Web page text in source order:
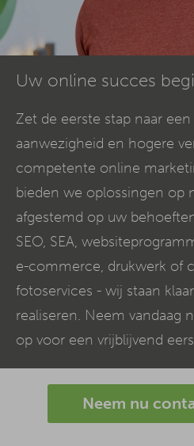
Uw online succes
Zet de eerste stap naar
aanwezigheid en hogere
competente online
bieden we oplossingen op
afgestemd op uw
SEO, SEA,
e-commerce, drukwerk of
fotoservices - wij staan
realiseren. Neem vandaag
op voor een vrijblijvend
Neem nu